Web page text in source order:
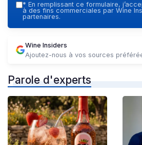
* En remplissant ce formulaire,
à des fins commerciales par Wine
partenaires.
Wine Insiders
Ajoutez-nous à vos sources
Parole d'experts